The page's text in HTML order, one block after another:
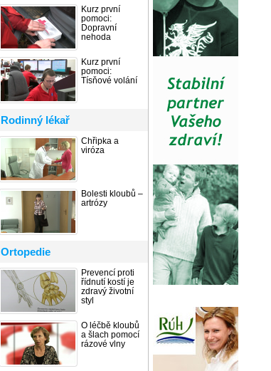
Kurz první
pomoci:
Dopravní
nehoda
Kurz první
pomoci:
Tísňové volání
Rodinný lékař
Chřipka a
viróza
Bolesti kloubů –
artrózy
Ortopedie
Prevencí proti
řídnutí kostí je
zdravý životní
styl
O léčbě kloubů
a šlach pomocí
rázové vlny